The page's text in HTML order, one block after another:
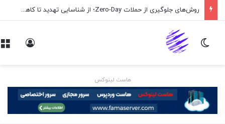
روش‌های جلوگیری از حملات Zero-Day؛ از شناسایی تهدید تا کاهش ریسک
تغییر پوسته
هاست لینوکس